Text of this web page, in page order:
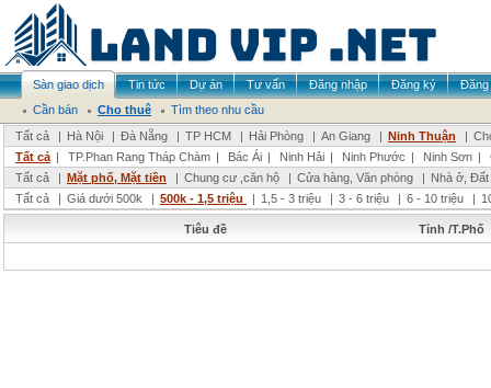
Sàn giao dịch Tin tức Dự án Tư vấn Đăng nhập Đăng ký
Đăng
Cần bán
Cho thuê
Tìm theo nhu cầu
Tất cả
| Hà Nội | Đà Nẵng | TP HCM | Hải Phòng | An Giang | Ninh Thuận |
Tất cả | TP.Phan Rang Tháp Chàm | Bác Ái | Ninh Hải | Ninh Phước | Ninh Sơn |
Tất cả
| Mặt phố, Mặt tiền | Chung cư ,căn hộ | Cửa hàng, Văn phòng | Nhà ở,
Tất cả
| Giá dưới 500k | 500k - 1,5 triệu | 1,5 - 3 triệu | 3 - 6 triệu | 6 - 10 triệu |
Tiêu đề Tỉnh /T.Phố